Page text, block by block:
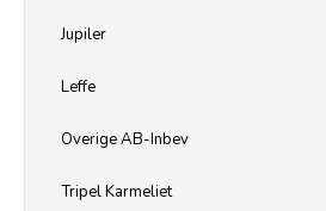
Jupiler
Leffe
Overige AB-Inbev
Tripel Karmeliet